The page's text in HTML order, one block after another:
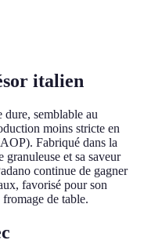
italien
dure, semblable au
moins stricte en
Fabriqué dans la
et sa saveur
continue de gagner
favorisé pour son
de table.